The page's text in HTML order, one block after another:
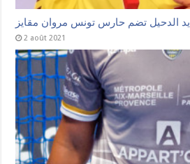
يد الدحيل تضم حارس تونس مروان مقايز
2 août 2021